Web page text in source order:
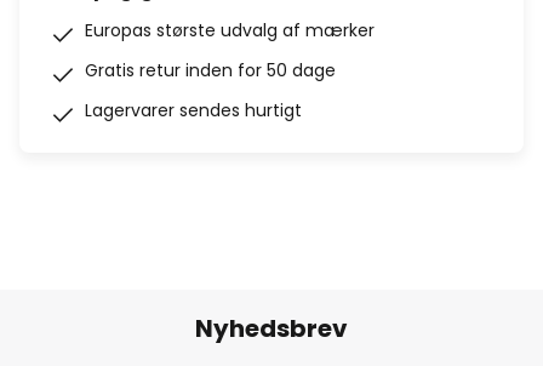
Europas største udvalg af mærker
Gratis retur inden for 50 dage
Lagervarer sendes hurtigt
Nyhedsbrev